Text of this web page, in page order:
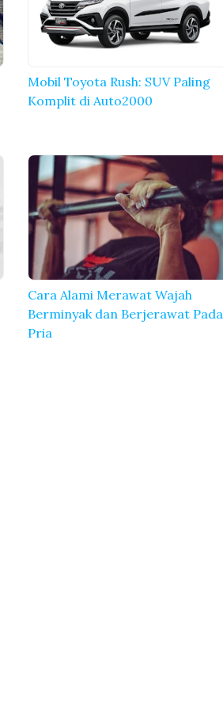
Mobil Toyota Rush: SUV Paling
Komplit di Auto2000
Cara Alami Merawat Wajah
Berminyak dan Berjerawat Pada
Pria